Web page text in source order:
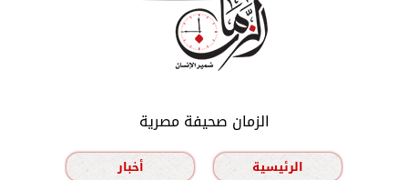
الزمان صحيفة مصرية
الرئيسية
أخبار